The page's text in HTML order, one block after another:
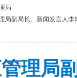
局
局副局长、新闻发言人
理局